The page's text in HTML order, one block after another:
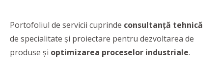
Portofoliul de servicii cuprinde consultanță tehnică
de specialitate și proiectare pentru dezvoltarea de
produse și optimizarea proceselor industriale.